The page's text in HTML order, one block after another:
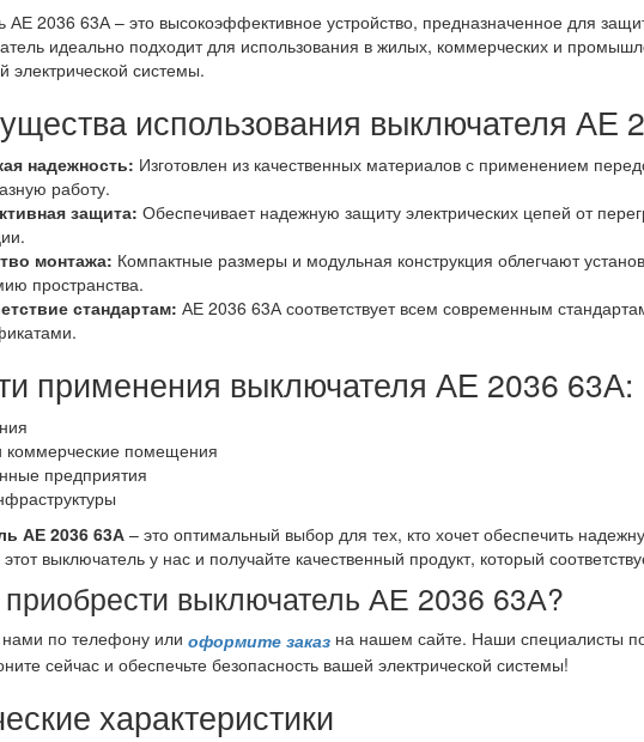
АЕ 2036 63А – это высокоэффективное устройство, предназначенное для
идеально подходит для использования в жилых, коммерческих и
электрической системы.
использования выключателя АЕ
надежность: Изготовлен из качественных материалов с применением
работу.
защита: Обеспечивает надежную защиту электрических цепей от
монтажа: Компактные размеры и модульная конструкция облегчают
пространства.
стандартам: АЕ 2036 63А соответствует всем современным
применения выключателя АЕ 2036 63А:
помещения
предприятия
АЕ 2036 63А – это оптимальный выбор для тех, кто хочет обеспечить
выключатель у нас и получайте качественный продукт, который
приобрести выключатель АЕ 2036 63А?
по телефону или оформите заказ на нашем сайте. Наши специалисты
сейчас и обеспечьте безопасность вашей электрической системы!
характеристики